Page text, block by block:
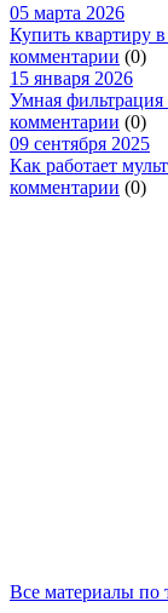
05 марта 2026
Купить квартиру
комментарии (0)
15 января 2026
Умная фильтрация
комментарии (0)
09 сентября 2025
Как работает
комментарии (0)
Все материалы по